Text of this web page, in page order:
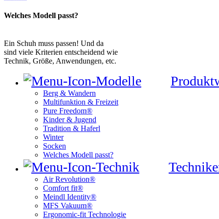
Welches Modell passt?
Ein Schuh muss passen! Und da
sind viele Kriterien entscheidend wie
Technik, Größe, Anwendungen, etc.
Berg & Wandern
Multifunktion & Freizeit
Pure Freedom®
Kinder & Jugend
Tradition & Haferl
Winter
Socken
Welches Modell passt?
Air Revolution®
Comfort fit®
Meindl Identity®
MFS Vakuum®
Ergonomic-fit Technologie